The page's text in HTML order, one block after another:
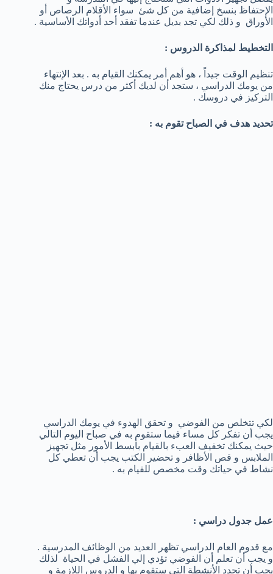
الإحتفاظ بنسخ إضافية من كل شئ سواء الأقلام الرصاص أو
الأوراق و ذلك لكي تجد بديل عندما تفقد أحد أدواتك الأساسية .
التخطيط لمذاكرة الدروس :
تنظيم الوقت جيداً ، هو أهم أمر يمكنك القيام به . بعد الإنتهاء
من يومك الدراسي ، ستجد أن لديك أكثر من درس يحتاج منك
التركيز في دروسك .
تحديد هدف في الصباح تقوم به :
لكي تتخلص من الفوضي و تحقق الهدوء في يومك الدراسي
يجب أن تفكر كل مساء فيما ستقوم به في صباح اليوم التالي
حيث يمكنك تخفيف العبء بالقيام بأبسط الأمور مثل تجهيز
الملابس و قص الأظافر و تحضير الكتب يجب أن تعطي كل
نشاط في حياتك وقت مخصص للقيام به .
عمل جدول دراسي :
مع قدوم العام الدراسي تظهر العديد من الوظائف المدرسية .
و يجب أن تعلم أن الفوضي تؤدي إلي الفشل في الحياة لذلك
يجب أن تحدد الأنشطة التي ستقوم بها و الدروس اللازمة و